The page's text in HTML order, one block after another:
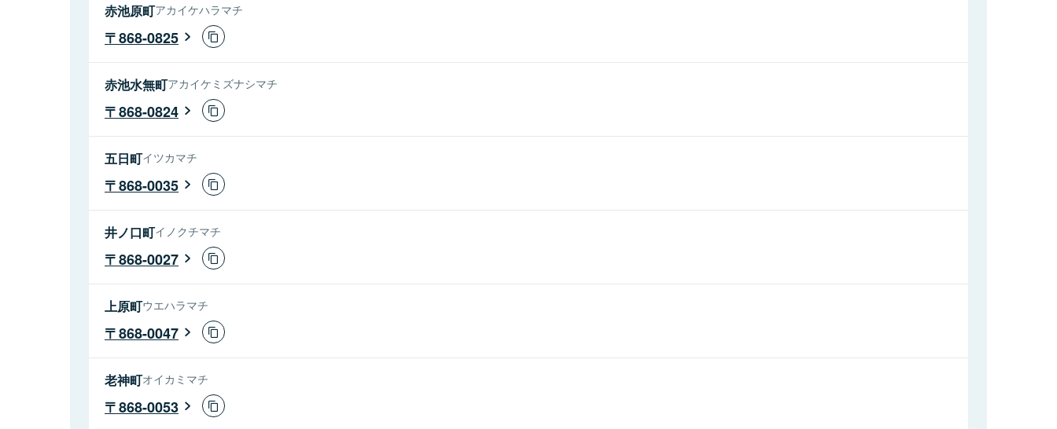
赤池原町アカイケハラマチ
868-0825
赤池水無町アカイケミズナシマチ
868-0824
五日町イツカマチ
868-0035
井ノ口町イノクチマチ
868-0027
上原町ウエハラマチ
868-0047
老神町オイカミマチ
868-0053